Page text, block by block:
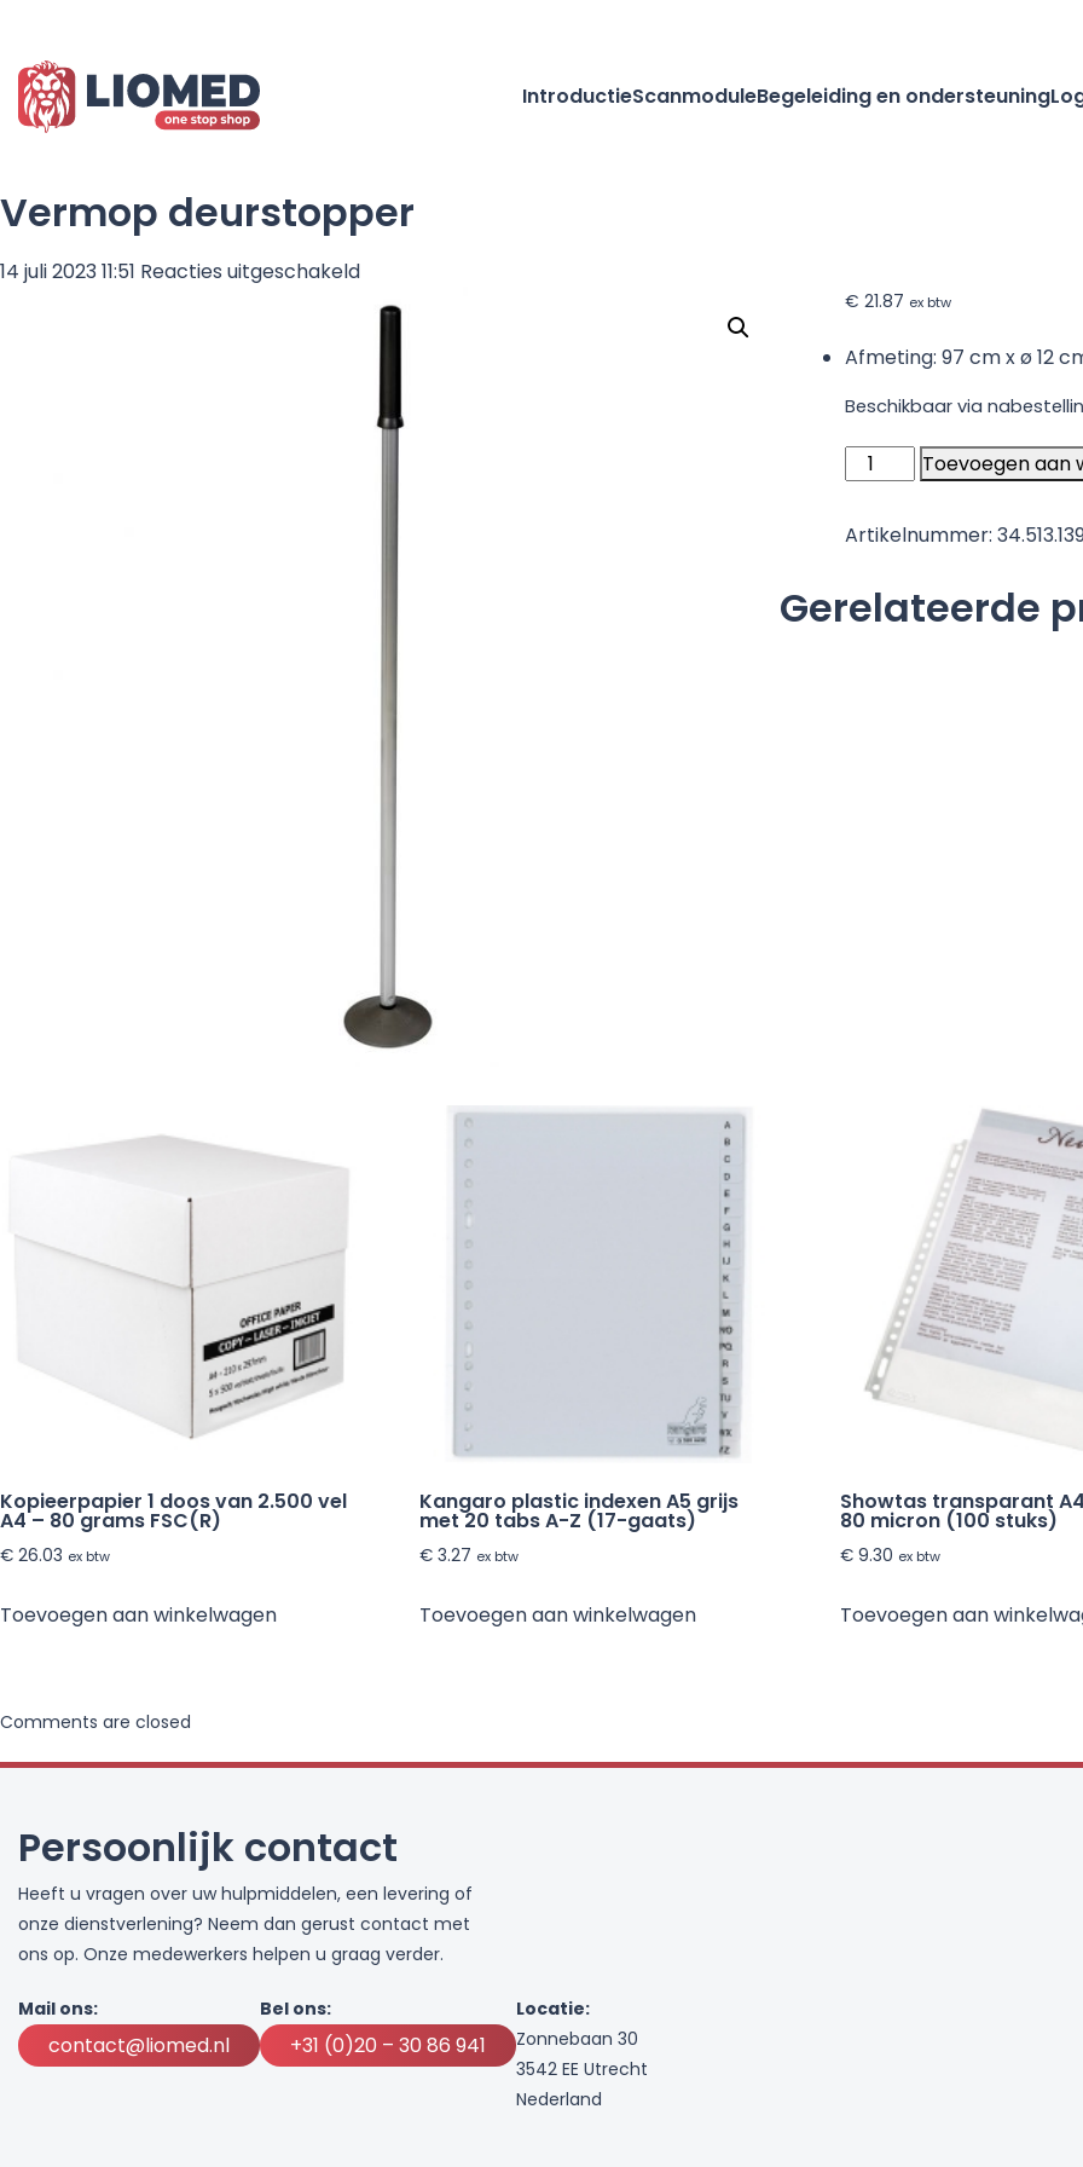
IntroductieScanmoduleBegeleiding en ondersteuning
Vermop deurstopper
14 juli 2023 11:51 Reacties uitgeschakeldvoor
Vermop
deurstopper
€ 21.87 ex btw
Afmeting: 97 cm x ø 12
Beschikbaar via
Vermop
deurstopper
aantal
Toevoegen aan
Artikelnummer:
Gerelateerde
Kopieerpapier 1 doos van 2.500 vel
A4 – 80 grams FSC(R)
€ 26.03 ex btw
Toevoegen aan winkelwagen
Kangaro plastic indexen A5 grijs
met 20 tabs A-Z (17-gaats)
€ 3.27 ex btw
Toevoegen aan winkelwagen
Showtas transparant
80 micron (100 stuks)
€9.30 ex btw
Toevoegen aan
Comments are closed
Persoonlijk contact
Heeft u vragen over uw hulpmiddelen, een levering of
onze dienstverlening? Neem dan gerust contact met
ons op. Onze medewerkers helpen u graag verder.
Mail ons:
contact@liomed.nl
Bel ons:
+31 (0)20 – 30 86 941
Locatie:
Zonnebaan 30
3542 EE Utrecht
Nederland